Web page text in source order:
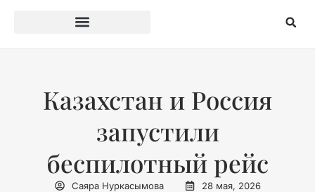
Казахстан и Россия
запустили
беспилотный рейс
Саяра Нуркасымова 28 мая, 2026